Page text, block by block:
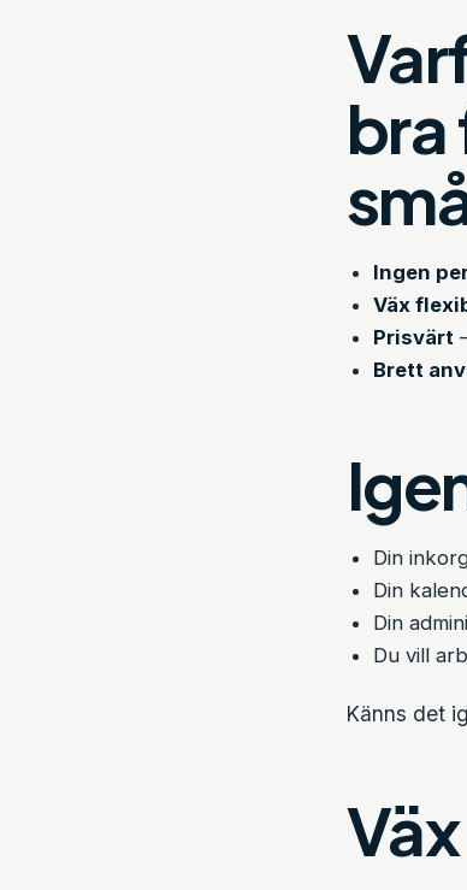
bra
Ingen
Väx
Prisvärt
Brett
Din
Din
Din
Du vill
Känns det